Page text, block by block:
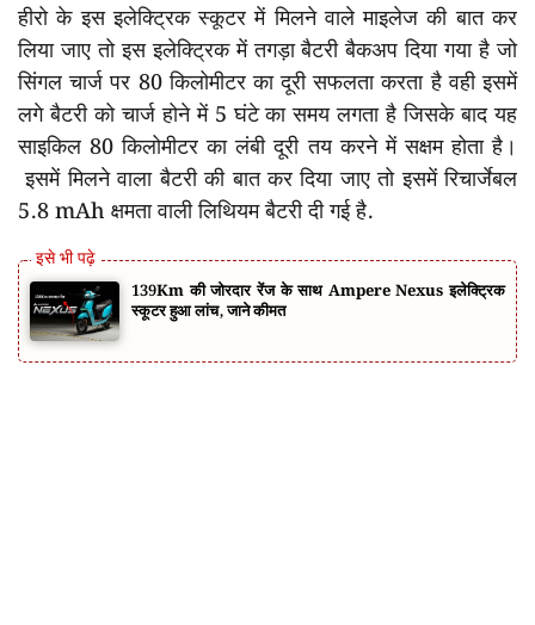
हीरो के इस इलेक्ट्रिक स्कूटर में मिलने वाले माइलेज की बात कर
लिया जाए तो इस इलेक्ट्रिक में तगड़ा बैटरी बैकअप दिया गया है जो
सिंगल चार्ज पर 80 किलोमीटर का दूरी सफलता करता है वही इसमें
लगे बैटरी को चार्ज होने में 5 घंटे का समय लगता है जिसके बाद यह
साइकिल 80 किलोमीटर का लंबी दूरी तय करने में सक्षम होता है।
इसमें मिलने वाला बैटरी की बात कर दिया जाए तो इसमें रिचार्जेबल
5.8 mAh क्षमता वाली लिथियम बैटरी दी गई है.
139Km की जोरदार रेंज के साथ Ampere Nexus इलेक्ट्रिक
स्कूटर हुआ लांच, जाने कीमत